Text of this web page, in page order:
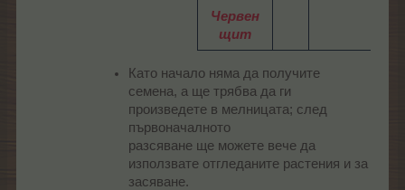
Червен
щит
Като начало няма да получите
семена, а ще трябва да ги
произведете в мелницата; след
първоначалното
разсяване ще можете вече да
използвате отгледаните растения и за
засяване.